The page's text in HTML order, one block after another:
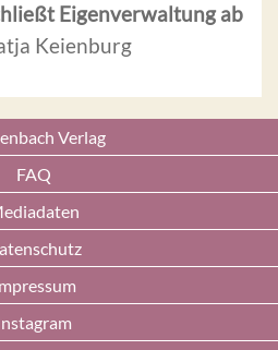
Eigenverwaltung ab
Keienburg
Verlag
FAQ